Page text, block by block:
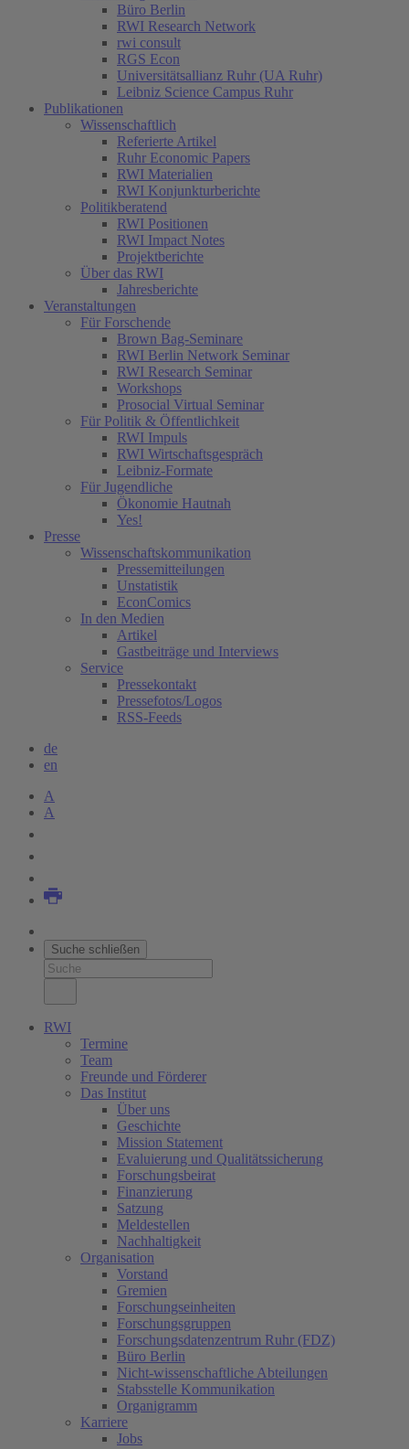
Büro Berlin
RWI Research Network
rwi consult
RGS Econ
Universitätsallianz Ruhr (UA Ruhr)
Leibniz Science Campus Ruhr
Publikationen
Wissenschaftlich
Referierte Artikel
Ruhr Economic Papers
RWI Materialien
RWI Konjunkturberichte
Politikberatend
RWI Positionen
RWI Impact Notes
Projektberichte
Über das RWI
Jahresberichte
Veranstaltungen
Für Forschende
Brown Bag-Seminare
RWI Berlin Network Seminar
RWI Research Seminar
Workshops
Prosocial Virtual Seminar
Für Politik & Öffentlichkeit
RWI Impuls
RWI Wirtschaftsgespräch
Leibniz-Formate
Für Jugendliche
Ökonomie Hautnah
Yes!
Presse
Wissenschaftskommunikation
Pressemitteilungen
Unstatistik
EconComics
In den Medien
Artikel
Gastbeiträge und Interviews
Service
Pressekontakt
Pressefotos/Logos
RSS-Feeds
de
en
A
A
Suche schließen
RWI
Termine
Team
Freunde und Förderer
Das Institut
Über uns
Geschichte
Mission Statement
Evaluierung und Qualitätssicherung
Forschungsbeirat
Finanzierung
Satzung
Meldestellen
Nachhaltigkeit
Organisation
Vorstand
Gremien
Forschungseinheiten
Forschungsgruppen
Forschungsdatenzentrum Ruhr (FDZ)
Büro Berlin
Nicht-wissenschaftliche Abteilungen
Stabsstelle Kommunikation
Organigramm
Karriere
Jobs